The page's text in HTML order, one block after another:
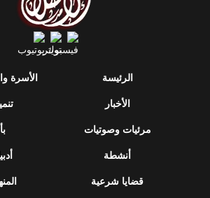
الرئيسة
الأخبار
مرئيات وصوتيات
أنشطة
قضايا شرعية
الأسرة